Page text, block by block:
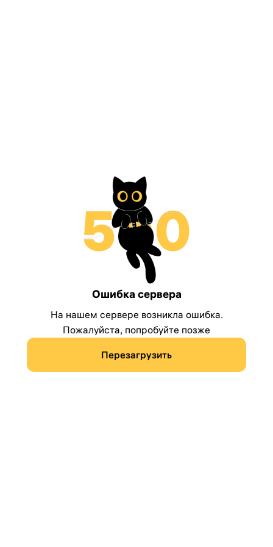
Ошибка сервера
На нашем сервере возникла ошибка.
Пожалуйста, попробуйте позже
Перезагрузить